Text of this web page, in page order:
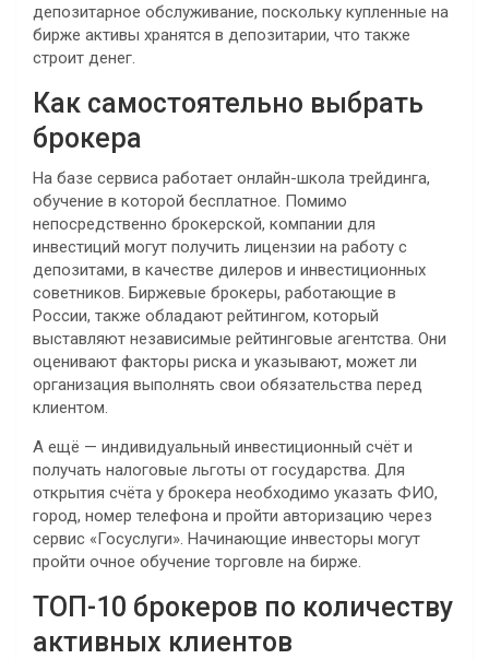
депозитарное обслуживание, поскольку купленные на
бирже активы хранятся в депозитарии, что также
строит денег.
Как самостоятельно выбрать
брокера
На базе сервиса работает онлайн-школа трейдинга,
обучение в которой бесплатное. Помимо
непосредственно брокерской, компании для
инвестиций могут получить лицензии на работу с
депозитами, в качестве дилеров и инвестиционных
советников. Биржевые брокеры, работающие в
России, также обладают рейтингом, который
выставляют независимые рейтинговые агентства. Они
оценивают факторы риска и указывают, может ли
организация выполнять свои обязательства перед
клиентом.
А ещё — индивидуальный инвестиционный счёт и
получать налоговые льготы от государства. Для
открытия счёта у брокера необходимо указать ФИО,
город, номер телефона и пройти авторизацию через
сервис «Госуслуги». Начинающие инвесторы могут
пройти очное обучение торговле на бирже.
ТОП-10 брокеров по количеству
активных клиентов